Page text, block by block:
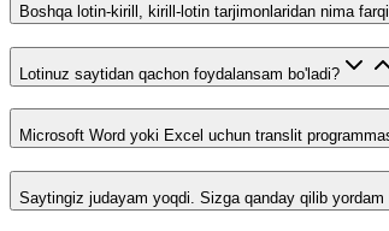
Boshqa lotin-kirill, kirill-lotin tarjimonlaridan nima
Lotinuz saytidan qachon foydalansam bo'ladi?
Microsoft Word yoki Excel uchun translit
Saytingiz judayam yoqdi. Sizga qanday qilib yordam